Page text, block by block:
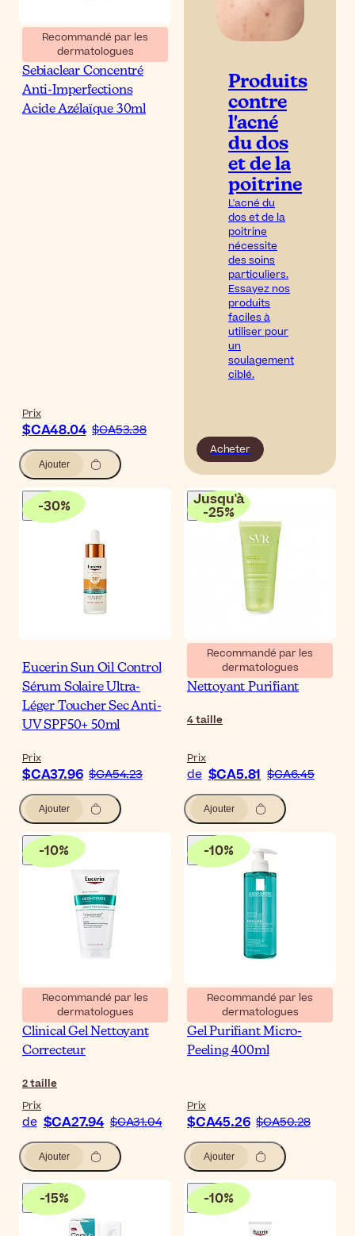
Recommandé par les
dermatologues
SVR Ampoule Flash [AZ]
Sebiaclear Concentré
Anti-Imperfections
Acide Azélaïque 30ml
Prix
$CA48.04 $CA53.38
Ajouter
Produits
contre
l'acné
du dos
et de la
poitrine
L'acné du
dos et de la
poitrine
nécessite
des soins
particuliers.
Essayez nos
produits
faciles à
utiliser pour
un
soulagement
ciblé.
Acheter
-30%
Eucerin Sun Oil Control
Sérum Solaire Ultra-
Léger Toucher Sec Anti-
UV SPF50+ 50ml
Prix
$CA37.96 $CA54.23
Ajouter
Jusqu'à
-25%
Recommandé par les
dermatologues
SVR Sebiaclear Gel
Nettoyant Purifiant
4taille
Prix
de $CA5.81 $CA6.45
Ajouter
-10%
Recommandé par les
dermatologues
Eucerin DermoPure
Clinical Gel Nettoyant
Correcteur
2taille
Prix
de $CA27.94 $CA31.04
Ajouter
-10%
Recommandé par les
dermatologues
La Roche-Posay Effaclar
Gel Purifiant Micro-
Peeling 400ml
Prix
$CA45.26 $CA50.28
Ajouter
-15% -10%